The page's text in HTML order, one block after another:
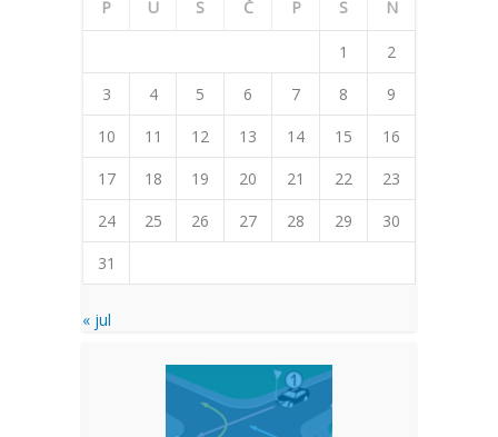
P U S Č P S N
1
2
3
4 5 6 7 8
9
10
11 12 13 14 15
16
17
18 19 20 21 22
23
24
25 26 27 28 29
30
31
« jul